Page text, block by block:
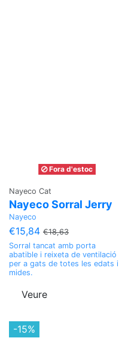
Fora d'estoc
Nayeco Cat
Nayeco Sorral Jerry
Nayeco
€15,84 €18,63
Sorral tancat amb porta
abatible i reixeta de ventilació
per a gats de totes les edats i
mides.
Veure
-15%